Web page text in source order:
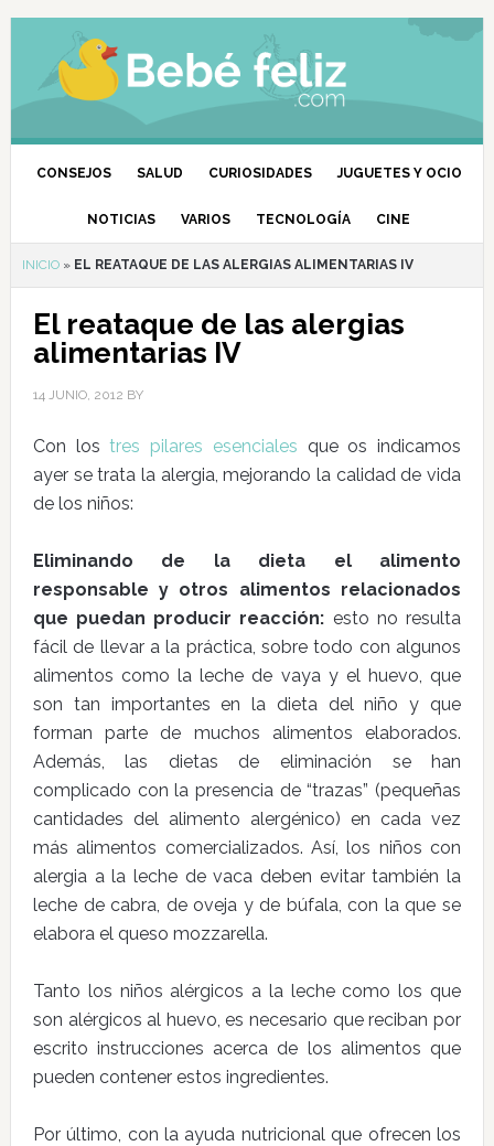
CONSEJOS SALUD CURIOSIDADES JUGUETES Y OCIO
NOTICIAS VARIOS TECNOLOGÍA CINE
INICIO» EL REATAQUE DE LAS ALERGIAS ALIMENTARIAS IV
El reataque de las alergias
alimentarias IV
14 JUNIO, 2012 BY
Con lostres pilares esenciales que os indicamos
ayer se trata la alergia, mejorando la calidad de vida
de los niños:
Eliminando de la dieta el alimento
responsable y otros alimentos relacionados
que puedan producir reacción: esto no resulta
fácil de llevar a la práctica, sobre todo con algunos
alimentos como la leche de vaya y el huevo, que
son tan importantes en la dieta del niño y que
forman parte de muchos alimentos elaborados.
Además, las dietas de eliminación se han
complicado con la presencia de “trazas” (pequeñas
cantidades del alimento alergénico) en cada vez
más alimentos comercializados. Así, los niños con
alergia a la leche de vaca deben evitar también la
leche de cabra, de oveja y de búfala, con la que se
elabora el queso mozzarella.
Tanto los niños alérgicos a la leche como los que
son alérgicos al huevo, es necesario que reciban por
escrito instrucciones acerca de los alimentos que
pueden contener estos ingredientes.
Por último, con la ayuda nutricional que ofrecen los